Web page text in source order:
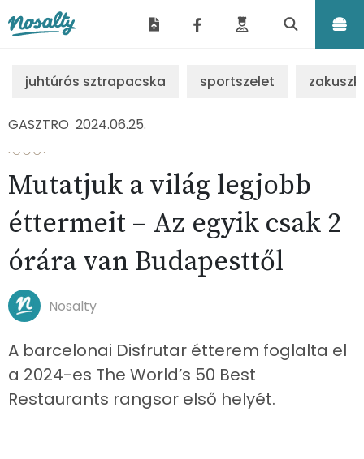
juhtúrós sztrapacska sportszelet
GASZTRO 2024.06.25.
Mutatjuk a világ legjobb
éttermeit – Az egyik csak 2
órára van Budapesttől
Nosalty
A barcelonai Disfrutar étterem foglalta el
a 2024-es The World’s 50 Best
Restaurants rangsor első helyét.